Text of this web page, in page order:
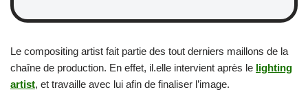
Le compositing artist fait partie des tout derniers maillons de la
chaîne de production. En effet, il.elle intervient après le lighting
artist, et travaille avec lui afin de finaliser l’image.